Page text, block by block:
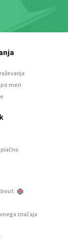
meri
značaja